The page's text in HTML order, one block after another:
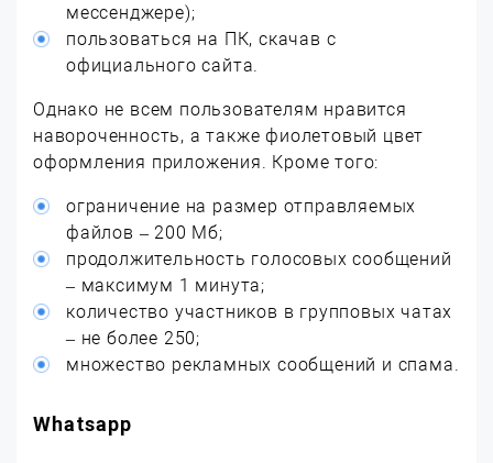
мессенджере);
пользоваться на ПК, скачав с
официального сайта.
Однако не всем пользователям нравится
навороченность, а также фиолетовый цвет
оформления приложения. Кроме того:
ограничение на размер отправляемых
файлов – 200 Мб;
продолжительность голосовых сообщений
– максимум 1 минута;
количество участников в групповых чатах
– не более 250;
множество рекламных сообщений и спама.
Whatsapp